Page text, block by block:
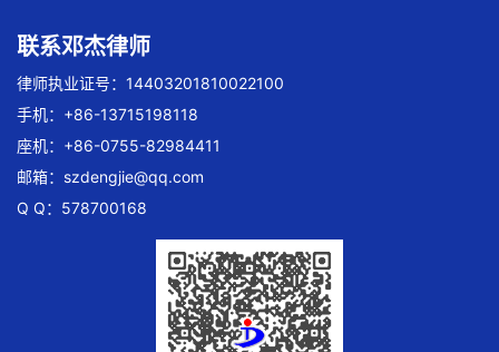
联系邓杰律师
律师执业证号：14403201810022100
手机：+86-13715198118
座机：+86-0755-82984411
邮箱： szdengjie@qq.com
Q Q：578700168